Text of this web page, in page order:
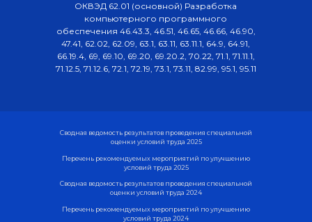
ОКВЭД 62.01 (основной) Разработка
компьютерного программного
обеспечения 46.43.3, 46.51, 46.65, 46.66, 46.90,
47.41, 62.02, 62.09, 63.1, 63.11, 63.11.1, 64.9, 64.91,
66.19.4, 69, 69.10, 69.20, 69.20.2, 70.22, 71.1, 71.11.1,
71.12.5, 71.12.6, 72.1, 72.19, 73.1, 73.11, 82.99, 95.1, 95.11
Сводная ведомость результатов проведения специальной
оценки условий труда 2024
Перечень рекомендуемых мероприятий по улучшению
условий труда 2024
Сводная ведомость результатов проведения специальной
оценки условий труда 2025
Перечень рекомендуемых мероприятий по улучшению
условий труда 2025